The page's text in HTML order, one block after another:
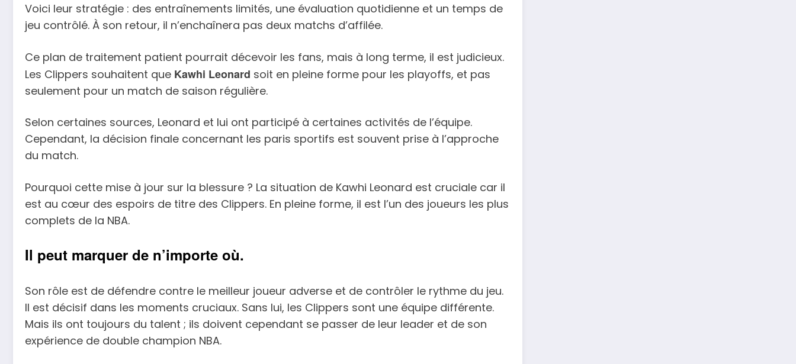
Voici leur stratégie : des entraînements limités, une évaluation quotidienne et un temps de
jeu contrôlé. À son retour, il n’enchaînera pas deux matchs d’affilée.
Ce plan de traitement patient pourrait décevoir les fans, mais à long terme, il est judicieux.
Les Clippers souhaitent que Kawhi Leonard soit en pleine forme pour les playoffs, et pas
seulement pour un match de saison régulière.
Selon certaines sources, Leonard et lui ont participé à certaines activités de l’équipe.
Cependant, la décision finale concernant les paris sportifs est souvent prise à l’approche
du match.
Pourquoi cette mise à jour sur la blessure ? La situation de Kawhi Leonard est cruciale car il
est au cœur des espoirs de titre des Clippers. En pleine forme, il est l’un des joueurs les plus
complets de la NBA.
Il peut marquer de n’importe où.
Son rôle est de défendre contre le meilleur joueur adverse et de contrôler le rythme du jeu.
Il est décisif dans les moments cruciaux. Sans lui, les Clippers sont une équipe différente.
Mais ils ont toujours du talent ; ils doivent cependant se passer de leur leader et de son
expérience de double champion NBA.